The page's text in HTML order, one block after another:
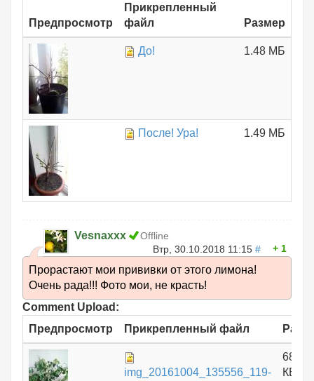
Предпросмотр
Прикрепленный
файл
Размер
До! 1.48 МБ
После! Ура! 1.49 МБ
Vesnaxxx
Offline
Втр, 30.10.2018 11:15 # 1
Прорастают мои прививки от этого лимона!
Очень рада!!! Фото мои, не красть!
Comment Upload:
Предпросмотр
Прикрепленный файл
img_20161004_135556_119-
КБ